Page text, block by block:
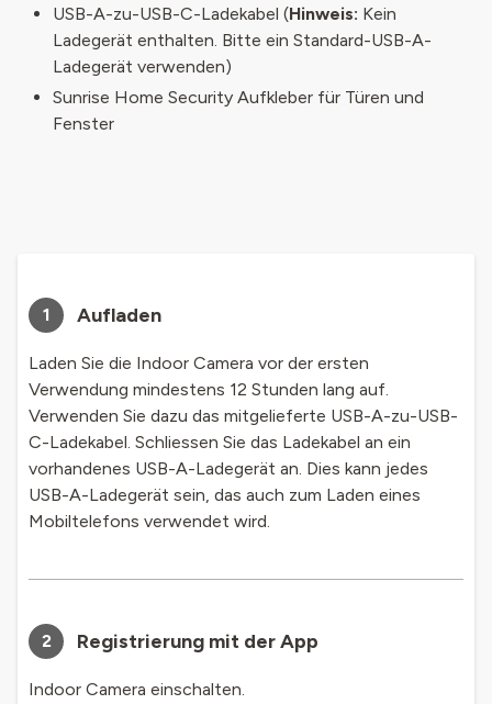
USB-A-zu-USB-C-Ladekabel (Hinweis: Kein
Ladegerät enthalten. Bitte ein Standard-USB-A-
Ladegerät verwenden)
Sunrise Home Security Aufkleber für Türen und
Fenster
1 Aufladen
Laden Sie die Indoor Camera vor der ersten
Verwendung mindestens 12 Stunden lang auf.
Verwenden Sie dazu das mitgelieferte USB-A-zu-USB-
C-Ladekabel. Schliessen Sie das Ladekabel an ein
vorhandenes USB-A-Ladegerät an. Dies kann jedes
USB-A-Ladegerät sein, das auch zum Laden eines
Mobiltelefons verwendet wird.
2 Registrierung mit der App
Indoor Camera einschalten.